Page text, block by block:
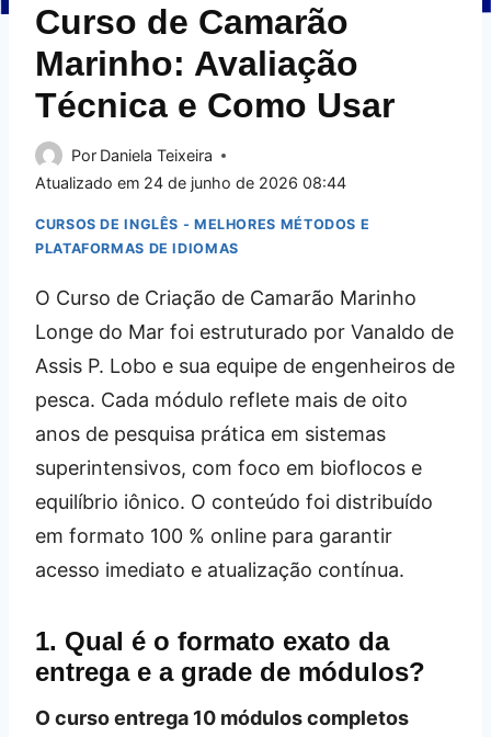
Curso de Camarão
Marinho: Avaliação
Técnica e Como Usar
Por Daniela Teixeira
Atualizado em 24 de junho de 2026 08:44
CURSOS DE INGLÊS - MELHORES MÉTODOS E
PLATAFORMAS DE IDIOMAS
O Curso de Criação de Camarão Marinho
Longe do Mar foi estruturado por Vanaldo de
Assis P. Lobo e sua equipe de engenheiros de
pesca. Cada módulo reflete mais de oito
anos de pesquisa prática em sistemas
superintensivos, com foco em bioflocos e
equilíbrio iônico. O conteúdo foi distribuído
em formato 100 % online para garantir
acesso imediato e atualização contínua.
1. Qual é o formato exato da
entrega e a grade de módulos?
O curso entrega 10 módulos completos